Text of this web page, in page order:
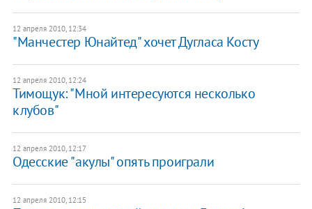
12 апреля 2010, 12:34
"Манчестер Юнайтед" хочет Дугласа Косту
12 апреля 2010, 12:24
Тимощук: "Мной интересуются несколько
клубов"
12 апреля 2010, 12:17
Одесские "акулы" опять проиграли
12 апреля 2010, 12:15